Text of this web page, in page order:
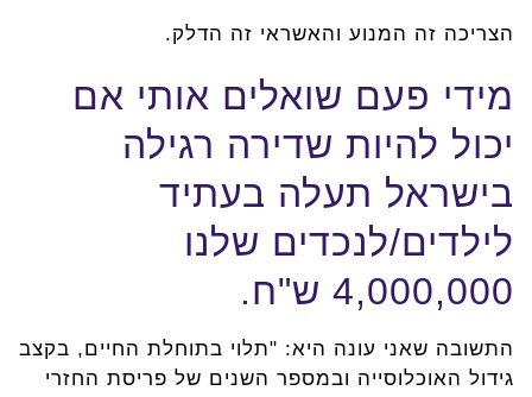
הצריכה זה המנוע והאשראי זה הדלק.
מידי פעם שואלים אותי אם
יכול להיות שדירה רגילה
בישראל תעלה בעתיד
לילדים/לנכדים שלנו
4,000,000 ש"ח.
התשובה שאני עונה היא: "תלוי בתוחלת החיים, בקצב
גידול האוכלוסייה ובמספר השנים של פריסת החזרי